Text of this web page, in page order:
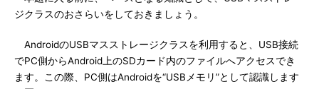
ジクラスのおさらいをしておきましょう。
AndroidのUSBマスストレージクラスを利用すると、USB接続
でPC側からAndroid上のSDカード内のファイルへアクセスでき
ます。この際、PC側はAndroidを“USBメモリ”として認識します